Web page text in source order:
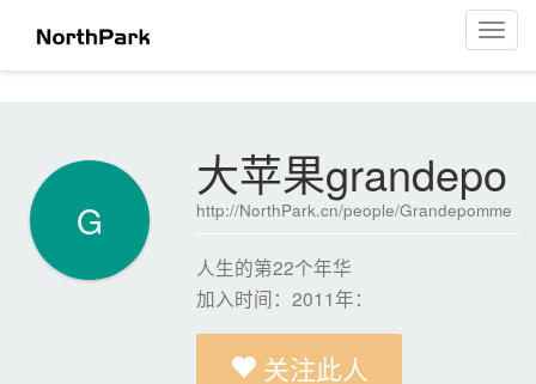
菜
单
G
大苹果grandepo
http://NorthPark.cn/people/Grandepomme
人生的第22个年华
加入时间：2011年：
关注此人